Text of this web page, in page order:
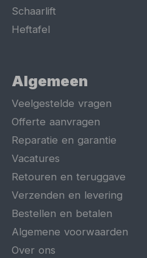
Schaarlift
Heftafel
Algemeen
Veelgestelde vragen
Offerte aanvragen
Reparatie en garantie
Vacatures
Retouren en teruggave
Verzenden en levering
Bestellen en betalen
Algemene voorwaarden
Over ons